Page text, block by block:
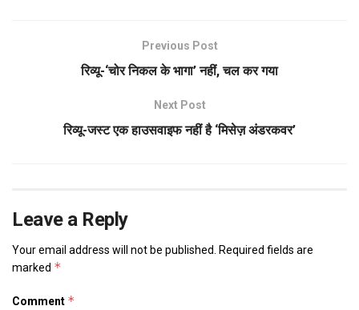
Previous Post
रिव्यू-‘चोर निकल के भागा’ नहीं, चल कर गया
Next Post
रिव्यू-जस्ट एक हाउसवाइफ नहीं है ‘मिसेज़ अंडरकवर’
Leave a Reply
Your email address will not be published. Required fields are
marked *
Comment *